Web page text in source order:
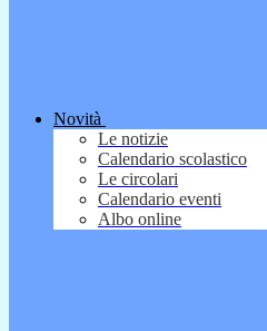
Novità
Le notizie
Calendario scolastico
Le circolari
Calendario eventi
Albo online